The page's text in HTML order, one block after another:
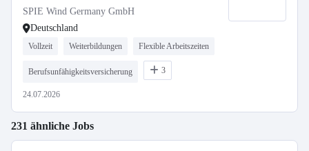
Techniker m/w/d
SPIE Wind Germany GmbH
Deutschland
Vollzeit Weiterbildungen Flexible Arbeitszeiten
Berufsunfähigkeitsversicherung 3
24.07.2026
231 ähnliche Jobs